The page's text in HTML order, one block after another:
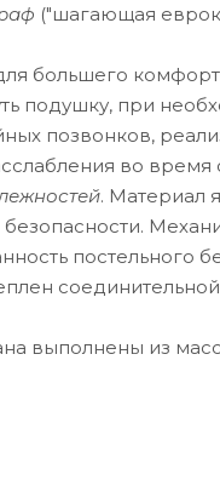
("шагающая
большего
подушку, при
позвонков,
во время
. Материал
постельного
выполнены из